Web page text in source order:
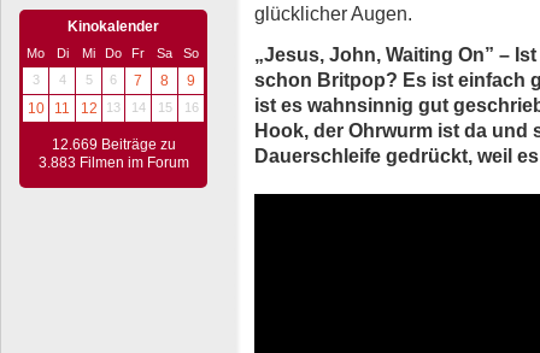
Kinokalender
Mo Di Mi Do Fr Sa
So
3
4 5 6 7 8
9
10
11 12 13 14 15 16
12.669 Beiträge zu
3.883 Filmen im Forum
glücklicher Augen.
„Jesus, John, Waiting On” –
schon Britpop? Es ist einfach
ist es wahnsinnig gut
Hook, der Ohrwurm ist da und
Dauerschleife gedrückt, weil